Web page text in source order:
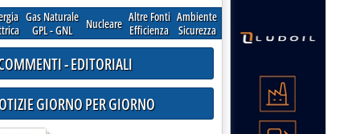
Gas Naturale
GPL - GNL
Nucleare Altre Fonti
Efficienza
Ambiente
Sicurezza
- EDITORIALI
GIORNO PER GIORNO